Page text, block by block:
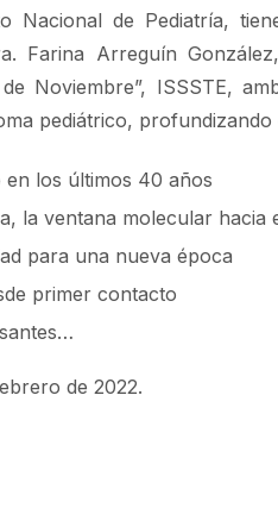
Nacional de Pediatría,
Farina Arreguín
Noviembre”, ISSSTE,
pediátrico, profundizando
en los últimos 40 años
la ventana molecular hacia
para una nueva época
primer contacto
de 2022.